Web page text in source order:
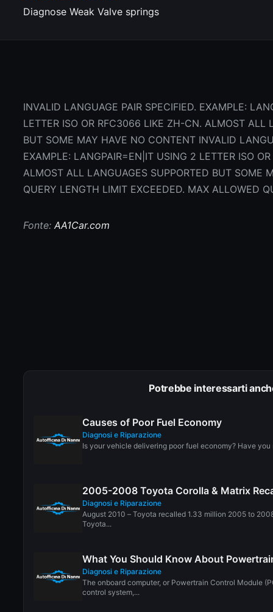
Diagnose Weak Valve springs
INVALID LANGUAGE PAIR SPECIFIED. EXAMPLE:
LETTER ISO OR RFC3066 LIKE ZH-CN. ALMOST ALL
BUT SOME MAY HAVE NO CONTENT INVALID
EXAMPLE: LANGPAIR=EN|IT USING 2 LETTER ISO
ALMOST ALL LANGUAGES SUPPORTED BUT SOME
QUERY LENGTH LIMIT EXCEEDED. MAX ALLOWED
Fonte:AA1Car.com
Potrebbe interessarti
Causes of Poor Fuel Economy
Diagnosi e Riparazione
Is your vehicle delivering poor fuel economy? Have
2005-2008 Toyota Corolla & Matrix
Diagnosi e Riparazione
August 2010 – Toyota recalled 1.33 million 2005 to
Toyota...
What You Should Know About
Diagnosi e Riparazione
The onboard computer, or Powertrain Control Module
control system,...